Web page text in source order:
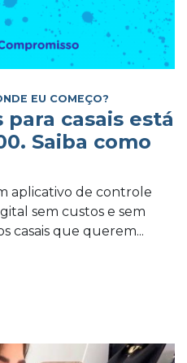
EU COMEÇO?
casais está
Saiba como
aplicativo de controle
sem custos e sem
casais que querem...